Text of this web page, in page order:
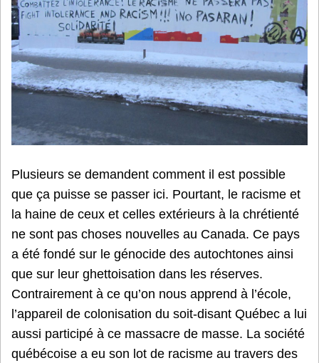
Plusieurs se demandent comment il est possible
que ça puisse se passer ici. Pourtant, le racisme et
la haine de ceux et celles extérieurs à la chrétienté
ne sont pas choses nouvelles au Canada. Ce pays
a été fondé sur le génocide des autochtones ainsi
que sur leur ghettoisation dans les réserves.
Contrairement à ce qu’on nous apprend à l’école,
l’appareil de colonisation du soit-disant Québec a lui
aussi participé à ce massacre de masse. La société
québécoise a eu son lot de racisme au travers des